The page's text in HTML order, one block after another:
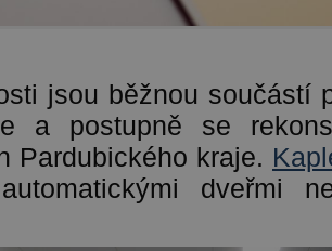
jsou běžnou součástí
a postupně se
Pardubického kraje.
dveřmi